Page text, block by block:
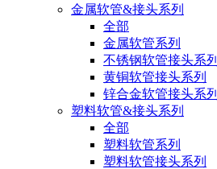
金属软管&接头系列
全部
金属软管系列
不锈钢软管接头系列
黄铜软管接头系列
锌合金软管接头系列
塑料软管&接头系列
全部
塑料软管系列
塑料软管接头系列